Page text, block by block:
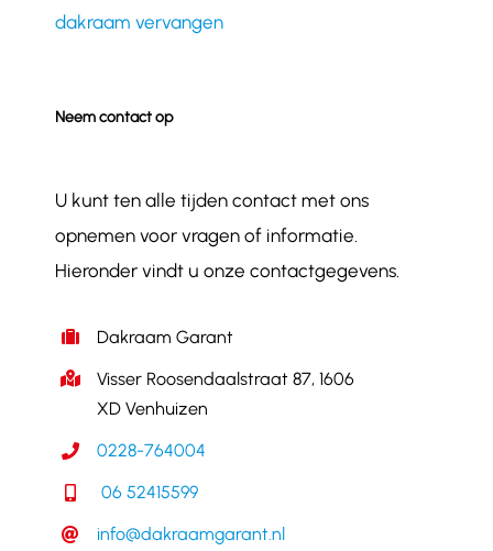
dakraam vervangen
Neem contact op
U kunt ten alle tijden contact met ons
opnemen voor vragen of informatie.
Hieronder vindt u onze contactgegevens.
Dakraam Garant
Visser Roosendaalstraat 87, 1606
XD Venhuizen
0228-764004
06 52415599
info@dakraamgarant.nl